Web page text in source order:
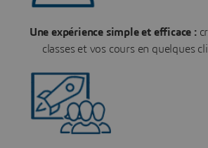
Une expérience simple et efficace :
classes et vos cours en quelques